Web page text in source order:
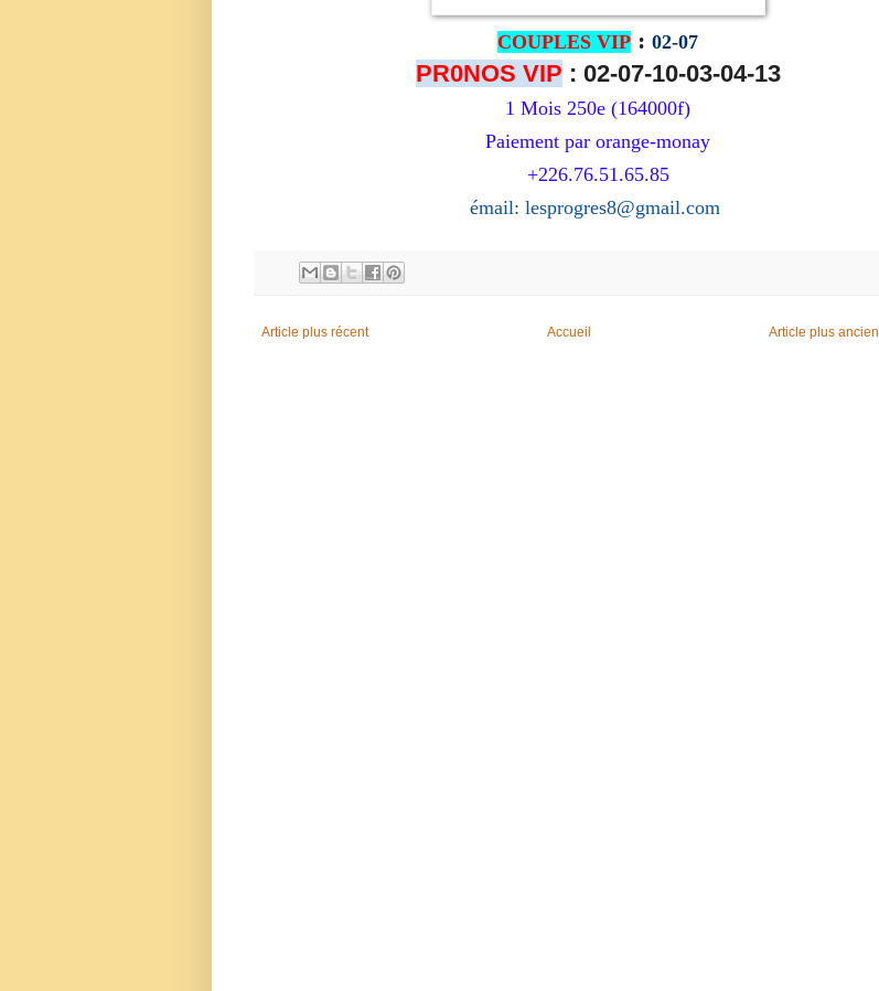
COUPLES VIP : 02-07
PR0NOS VIP : 02-07-10-03-04-13
1 Mois 250e (164000f)
Paiement par orange-monay
+226.76.51.65.85
émail: lesprogres8@gmail.com
Article plus récent Article plus ancien
Accueil